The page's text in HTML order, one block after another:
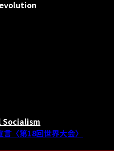
Socialism
〈第18回世界大会〉